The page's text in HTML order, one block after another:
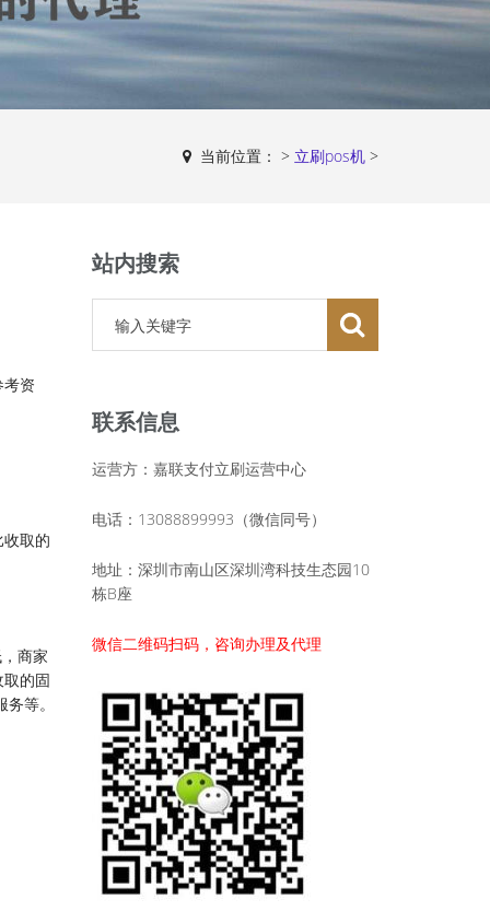
当前位置： > 立刷pos机 >
资
取的
商家
的固
等。
站内搜索
联系信息
运营方：嘉联支付立刷运营中心
电话：13088899993（微信同号）
地址：深圳市南山区深圳湾科技生态园10
栋B座
微信二维码扫码，咨询办理及代理